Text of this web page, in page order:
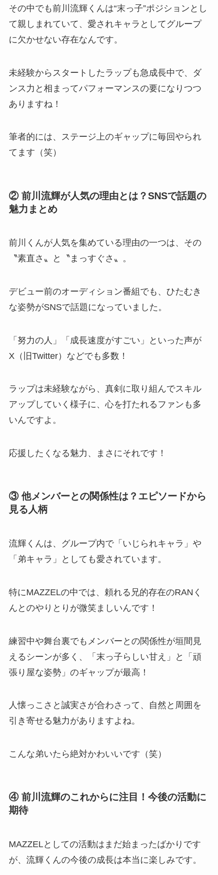
その中でも前川流輝くんは“末っ子”ポジションとし
て親しまれていて、愛されキャラとしてグループ
に欠かせない存在なんです。
未経験からスタートしたラップも急成長中で、ダ
ンス力と相まってパフォーマンスの要になりつつ
ありますね！
筆者的には、ステージ上のギャップに毎回やられ
てます（笑）
② 前川流輝が人気の理由とは？SNSで話題の
魅力まとめ
前川くんが人気を集めている理由の一つは、その
〝素直さ〟と〝まっすぐさ〟。
デビュー前のオーディション番組でも、ひたむき
な姿勢がSNSで話題になっていました。
「努力の人」「成長速度がすごい」といった声が
X（旧Twitter）などでも多数！
ラップは未経験ながら、真剣に取り組んでスキル
アップしていく様子に、心を打たれるファンも多
いんですよ。
応援したくなる魅力、まさにそれです！
③ 他メンバーとの関係性は？エピソードから
見る人柄
流輝くんは、グループ内で「いじられキャラ」や
「弟キャラ」としても愛されています。
特にMAZZELの中では、頼れる兄的存在のRANく
んとのやりとりが微笑ましいんです！
練習中や舞台裏でもメンバーとの関係性が垣間見
えるシーンが多く、「末っ子らしい甘え」と「頑
張り屋な姿勢」のギャップが最高！
人懐っこさと誠実さが合わさって、自然と周囲を
引き寄せる魅力がありますよね。
こんな弟いたら絶対かわいいです（笑）
④ 前川流輝のこれからに注目！今後の活動に
期待
MAZZELとしての活動はまだ始まったばかりです
が、流輝くんの今後の成長は本当に楽しみです。